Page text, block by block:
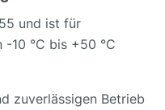
und ist für
10 °C bis +50 °C
zuverlässigen Betrieb